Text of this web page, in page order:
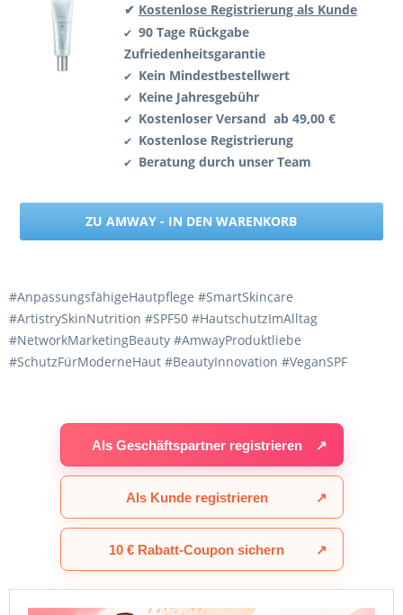
✔ Kostenlose Registrierung als Kunde
✔ 90 Tage Rückgabe
Zufriedenheitsgarantie
✔ Kein Mindestbestellwert
✔ Keine Jahresgebühr
✔ Kostenloser Versand ab 49,00 €
✔ Kostenlose Registrierung
✔ Beratung durch unser Team
ZU AMWAY - IN DEN WARENKORB
#AnpassungsfähigeHautpflege #SmartSkincare
#ArtistrySkinNutrition #SPF50 #HautschutzImAlltag
#NetworkMarketingBeauty #AmwayProduktliebe
#SchutzFürModerneHaut #BeautyInnovation #VeganSPF
Als Geschäftspartner registrieren ↗
Als Kunde registrieren ↗
10 € Rabatt-Coupon sichern ↗